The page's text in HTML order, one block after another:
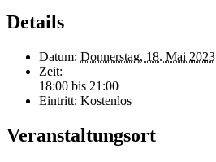
Details
Datum: Donnerstag, 18. Mai 2023
Zeit:
18:00 bis 21:00
Eintritt: Kostenlos
Veranstaltungsort